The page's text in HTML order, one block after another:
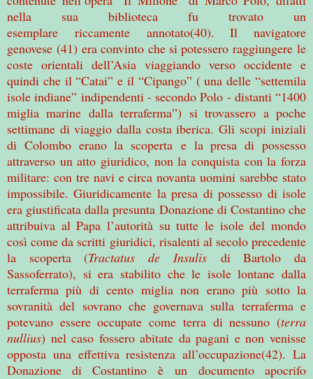
nella sua biblioteca fu trovato un
esemplare riccamente annotato(40). Il navigatore
genovese (41) era convinto che si potessero raggiungere le
coste orientali dell’Asia viaggiando verso occidente e
quindi che il “Catai” e il “Cipango” ( una delle “settemila
isole indiane” indipendenti - secondo Polo - distanti “1400
miglia marine dalla terraferma”) si trovassero a poche
settimane di viaggio dalla costa iberica. Gli scopi iniziali
di Colombo erano la scoperta e la presa di possesso
attraverso un atto giuridico, non la conquista con la forza
militare: con tre navi e circa novanta uomini sarebbe stato
impossibile. Giuridicamente la presa di possesso di isole
era giustificata dalla presunta Donazione di Costantino che
attribuiva al Papa l’autorità su tutte le isole del mondo
così come da scritti giuridici, risalenti al secolo precedente
la scoperta (Tractatus de Insulisdi Bartolo da
Sassoferrato), si era stabilito che le isole lontane dalla
terraferma più di cento miglia non erano più sotto la
sovranità del sovrano che governava sulla terraferma e
potevano essere occupate come terra di nessuno (terra
nullius) nel caso fossero abitate da pagani e non venisse
opposta una effettiva resistenza all’occupazione(42). La
Donazione di Costantino è un documento apocrifo